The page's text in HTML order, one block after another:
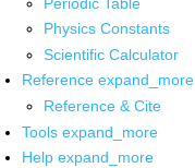
Physics Constants
Scientific Calculator
Reference expand_more
Reference & Cite
Tools expand_more
Help expand_more